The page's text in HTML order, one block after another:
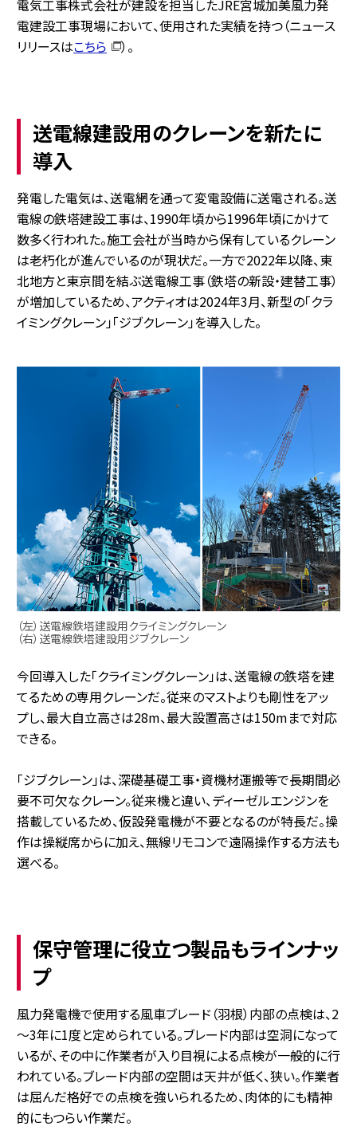
電気工事株式会社が建設を担当したJRE宮城加美風力発
電建設工事現場において、使用された実績を持つ（ニュース
リリースはこちら ）。
送電線建設用のクレーンを新たに
導入
発電した電気は、送電網を通って変電設備に送電される。送
電線の鉄塔建設工事は、1990年頃から1996年頃にかけて
数多く行われた。施工会社が当時から保有しているクレーン
は老朽化が進んでいるのが現状だ。一方で2022年以降、東
北地方と東京間を結ぶ送電線工事（鉄塔の新設・建替工事）
が増加しているため、アクティオは2024年3月、新型の「クラ
イミングクレーン」「ジブクレーン」を導入した。
（左）送電線鉄塔建設用クライミングクレーン
（右）送電線鉄塔建設用ジブクレーン
今回導入した「クライミングクレーン」は、送電線の鉄塔を建
てるための専用クレーンだ。従来のマストよりも剛性をアッ
プし、最大自立高さは28m、最大設置高さは150mまで対応
できる。
「ジブクレーン」は、深礎基礎工事・資機材運搬等で長期間必
要不可欠なクレーン。従来機と違い、ディーゼルエンジンを
搭載しているため、仮設発電機が不要となるのが特長だ。操
作は操縦席からに加え、無線リモコンで遠隔操作する方法も
選べる。
保守管理に役立つ製品もラインナッ
プ
風力発電機で使用する風車ブレード（羽根）内部の点検は、2
～3年に1度と定められている。ブレード内部は空洞になって
いるが、その中に作業者が入り目視による点検が一般的に行
われている。ブレード内部の空間は天井が低く、狭い。作業者
は屈んだ格好での点検を強いられるため、肉体的にも精神
的にもつらい作業だ。